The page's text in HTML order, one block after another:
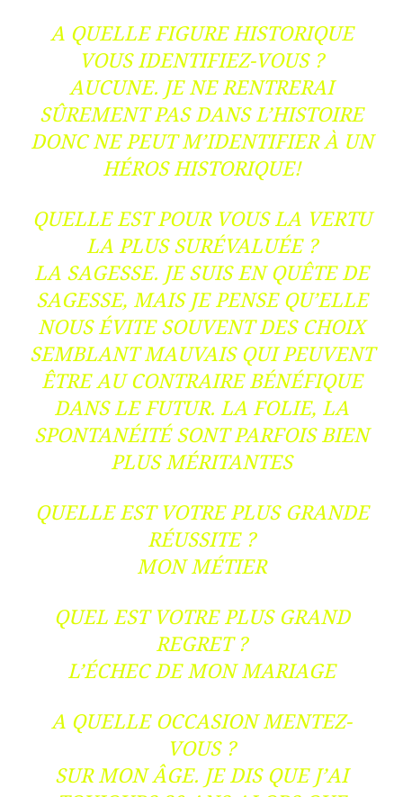
A QUELLE FIGURE HISTORIQUE
VOUS IDENTIFIEZ-VOUS ?
AUCUNE. JE NE RENTRERAI
SÛREMENT PAS DANS L’HISTOIRE
DONC NE PEUT M’IDENTIFIER À UN
HÉROS HISTORIQUE!
QUELLE EST POUR VOUS LA VERTU
LA PLUS SURÉVALUÉE ?
LA SAGESSE. JE SUIS EN QUÊTE DE
SAGESSE, MAIS JE PENSE QU’ELLE
NOUS ÉVITE SOUVENT DES CHOIX
SEMBLANT MAUVAIS QUI PEUVENT
ÊTRE AU CONTRAIRE BÉNÉFIQUE
DANS LE FUTUR. LA FOLIE, LA
SPONTANÉITÉ SONT PARFOIS BIEN
PLUS MÉRITANTES
QUELLE EST VOTRE PLUS GRANDE
RÉUSSITE ?
MON MÉTIER
QUEL EST VOTRE PLUS GRAND
REGRET ?
L’ÉCHEC DE MON MARIAGE
A QUELLE OCCASION MENTEZ-
VOUS ?
SUR MON ÂGE. JE DIS QUE J’AI